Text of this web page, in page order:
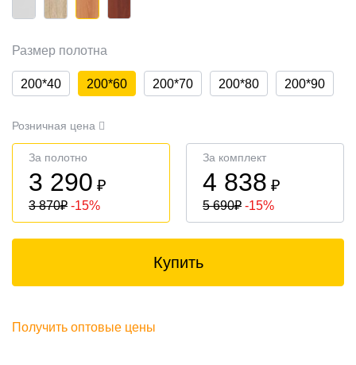
Размер полотна
200*40 200*60 200*70 200*80 200*90
Розничная цена
За полотно
3 290 ₽
3 870₽ -15%
За комплект
4 838 ₽
5 690₽ -15%
Купить
Получить оптовые цены